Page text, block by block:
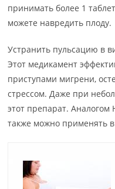
принимать более 1
можете навредить плоду.
Устранить пульсацию в
Этот медикамент
приступами мигрени,
стрессом. Даже при
этот препарат.
также можно применять